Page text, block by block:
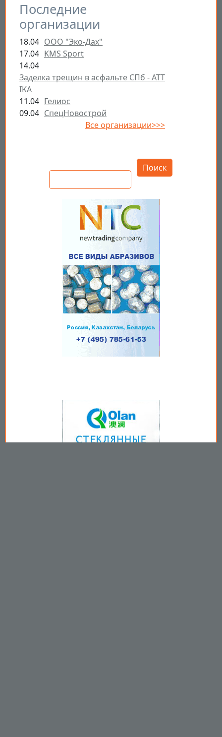
Последние
организации
18.04 ООО "Эко-Дах"
17.04 KMS Sport
14.04
Заделка трещин в асфальте СПб - ATT
IKA
11.04 Гелиос
09.04 СпецНовострой
Все организации>>>